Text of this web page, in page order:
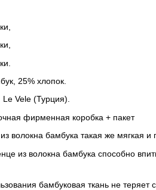
25% хлопок.
Le Vele (Турция).
фирменная коробка + пакет
волокна бамбука такая же мягкая
из волокна бамбука способно
бамбуковая ткань не теряет